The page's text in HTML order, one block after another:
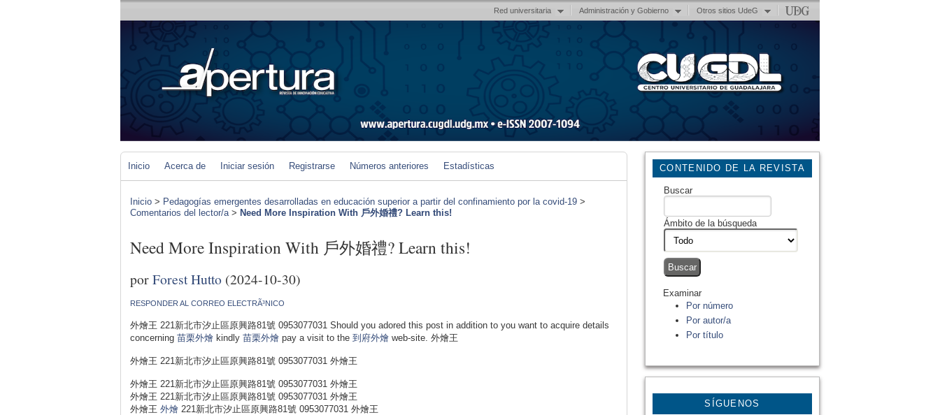
Red universitaria Administración y Gobierno Otros sitios UdeG
CONTENIDO DE LA REVISTA
Buscar
Ámbito de la búsqueda
Examinar
Por número
Por autor/a
Por título
SÍGUENOS
Inicio Acerca de Iniciar sesión Registrarse Números anteriores Estadísticas
Inicio > Pedagogías emergentes desarrolladas en educación superior a partir del confinamiento por la covid-19 >
Comentarios del lector/a> Need More Inspiration With 戶外婚禮? Learn this!
Need More Inspiration With 戶外婚禮? Learn this!
porForest Hutto (2024-10-30)
RESPONDER AL CORREO ELECTRÃ³NICO
外燴王 221新北市汐止區原興路81號 0953077031 Should you adored this post in addition to you want to acquire details
concerning 苗栗外燴 kindly 苗栗外燴 pay a visit to the 到府外燴 web-site. 外燴王
外燴王 221新北市汐止區原興路81號 0953077031 外燴王
外燴王 221新北市汐止區原興路81號 0953077031 外燴王
外燴王 221新北市汐止區原興路81號 0953077031 外燴王
外燴王 外燴 221新北市汐止區原興路81號 0953077031 外燴王